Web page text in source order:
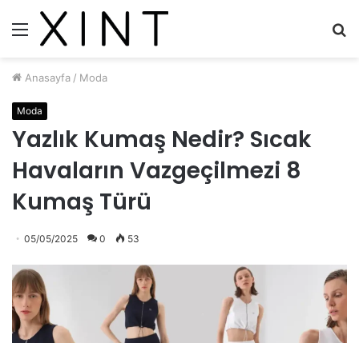
Menü
Anasayfa / Moda
Moda
Yazlık Kumaş Nedir? Sıcak
Havaların Vazgeçilmezi 8
Kumaş Türü
05/05/2025 0 53